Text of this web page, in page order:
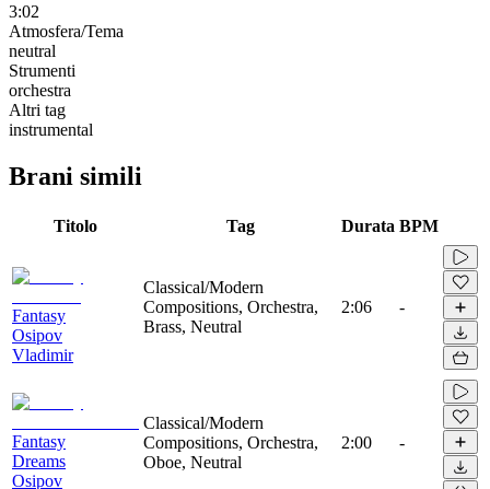
3:02
Atmosfera/Tema
neutral
Strumenti
orchestra
Altri tag
instrumental
Brani simili
Titolo Tag Durata BPM
Fantasy
Osipov
Vladimir
Classical/Modern
Compositions, Orchestra,
Brass, Neutral
2:06 -
Fantasy
Dreams
Osipov
Classical/Modern
Compositions, Orchestra,
Oboe, Neutral
2:00 -